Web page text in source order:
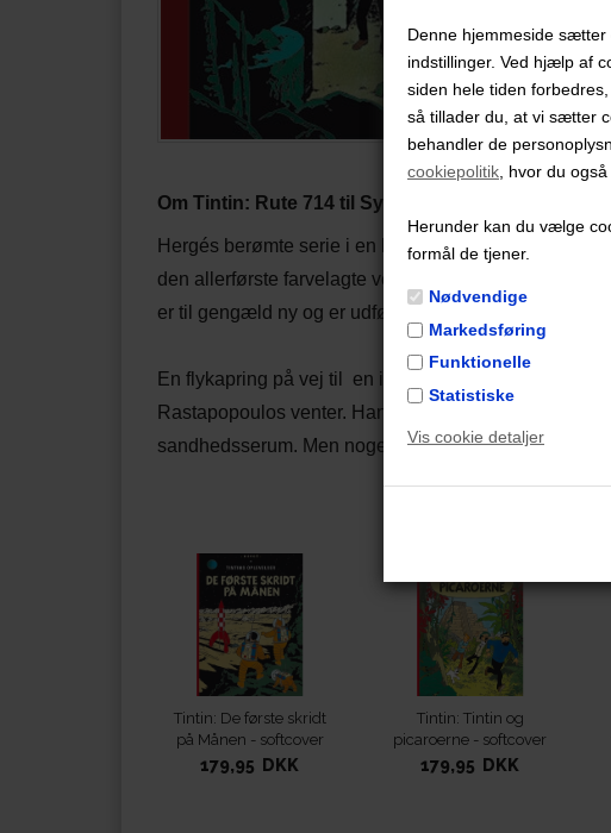
Denne hjemmeside
indstillinger. Ved hjælp af
siden hele tiden
så tillader du, at vi sætter
behandler de
cookiepolitik , hvor du
Herunder kan du vælge
formål de tjener.
Nødvendige
Markedsføring
Funktionelle
Statistiske
Vis cookie detaljer
Om Tintin: Rute 714 til Sydney
Hergés berømte serie i en lækker indbundet udgave
den allerførste farvelagte version af hver historie i
er til gengæld ny og er udført af Niels Søndergaard.
En flykapring på vej til en international
Rastapopoulos venter. Han håber at kunne snyde
sandhedsserum. Men noget tyder på der er mere
Måske
Tintin: De første skridt
på Månen - softcover
179,95 DKK
Tintin: Tintin og
picaroerne - softcover
179,95 DKK